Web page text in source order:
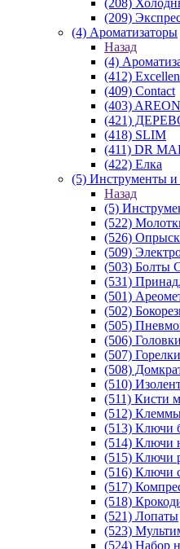
(208)
(209)
(4) Ароматизаторы
Назад
(4)
(412)
(409) Contact
(403) AREON
(421)
(418) SLIM
(411) DR
(422) Елка
(5) Инструменты и
Назад
(5)
(522)
(526)
(509)
(503) Болты
(531)
(501)
(502)
(505)
(506)
(507)
(508)
(510)
(511) Кисти
(512)
(513) Ключи
(514) Ключи
(515) Ключи
(516) Ключи
(517)
(518)
(521) Лопаты
(523)
(524) Набор